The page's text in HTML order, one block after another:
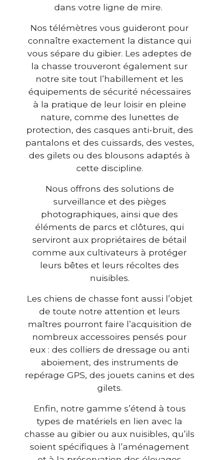
dans votre ligne de mire.
Nos télémètres vous guideront pour
connaître exactement la distance qui
vous sépare du gibier. Les adeptes de
la chasse trouveront également sur
notre site tout l’habillement et les
équipements de sécurité nécessaires
à la pratique de leur loisir en pleine
nature, comme des lunettes de
protection, des casques anti-bruit, des
pantalons et des cuissards, des vestes,
des gilets ou des blousons adaptés à
cette discipline.
Nous offrons des solutions de
surveillance et des pièges
photographiques, ainsi que des
éléments de parcs et clôtures, qui
serviront aux propriétaires de bétail
comme aux cultivateurs à protéger
leurs bêtes et leurs récoltes des
nuisibles.
Les chiens de chasse font aussi l’objet
de toute notre attention et leurs
maîtres pourront faire l’acquisition de
nombreux accessoires pensés pour
eux : des colliers de dressage ou anti
aboiement, des instruments de
repérage GPS, des jouets canins et des
gilets.
Enfin, notre gamme s’étend à tous
types de matériels en lien avec la
chasse au gibier ou aux nuisibles, qu’ils
soient spécifiques à l’aménagement